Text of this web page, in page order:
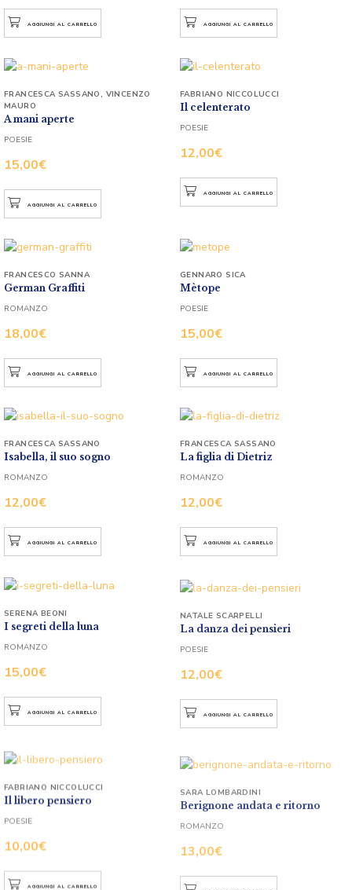
AGGIUNGI AL CARRELLO AGGIUNGI AL CARRELLO
A mani aperte
15,00€
FRANCESCA SASSANO, VINCENZO
MAURO
POESIE
AGGIUNGI AL CARRELLO
Il celenterato
12,00€
FABRIANO NICCOLUCCI
POESIE
AGGIUNGI AL CARRELLO
German Graffiti
18,00€
FRANCESCO SANNA
ROMANZO
AGGIUNGI AL CARRELLO
Mètope
15,00€
GENNARO SICA
POESIE
AGGIUNGI AL CARRELLO
Isabella, il suo sogno
12,00€
FRANCESCA SASSANO
ROMANZO
AGGIUNGI AL CARRELLO
La figlia di Dietriz
12,00€
FRANCESCA SASSANO
ROMANZO
AGGIUNGI AL CARRELLO
I segreti della luna
15,00€
SERENA BEONI
ROMANZO
AGGIUNGI AL CARRELLO
La danza dei pensieri
12,00€
NATALE SCARPELLI
POESIE
Il libero pensiero
10,00€
FABRIANO NICCOLUCCI
POESIE
Berignone andata e ritorno